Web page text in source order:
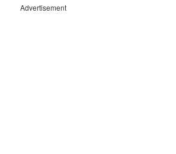
Advertisement